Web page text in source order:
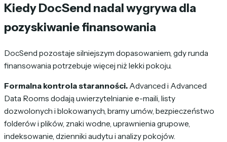
Kiedy DocSend nadal wygrywa dla
pozyskiwanie finansowania
DocSend pozostaje silniejszym dopasowaniem, gdy runda
finansowania potrzebuje więcej niż lekki pokoju.
Formalna kontrola staranności. Advanced i Advanced
Data Rooms dodają uwierzytelnianie e-maili, listy
dozwolonych i blokowanych, bramy umów, bezpieczeństwo
folderów i plików, znaki wodne, uprawnienia grupowe,
indeksowanie, dzienniki audytu i analizy pokojów.